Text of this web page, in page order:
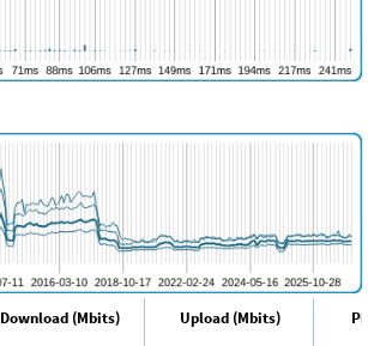
Download (Mbits) Upload (Mbits)